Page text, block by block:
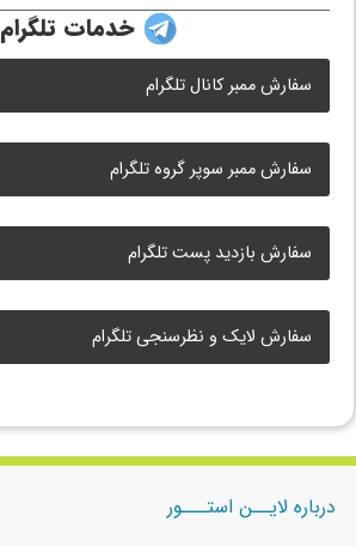
خدمات تلگرام
سفارش ممبر کانال تلگرام
سفارش ممبر سوپر گروه تلگرام
سفارش بازدید پست تلگرام
سفارش لایک و نظرسنجی تلگرام